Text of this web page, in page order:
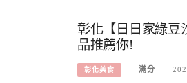
彰化【日日家綠豆
品推薦你!
彰化美食 滿分